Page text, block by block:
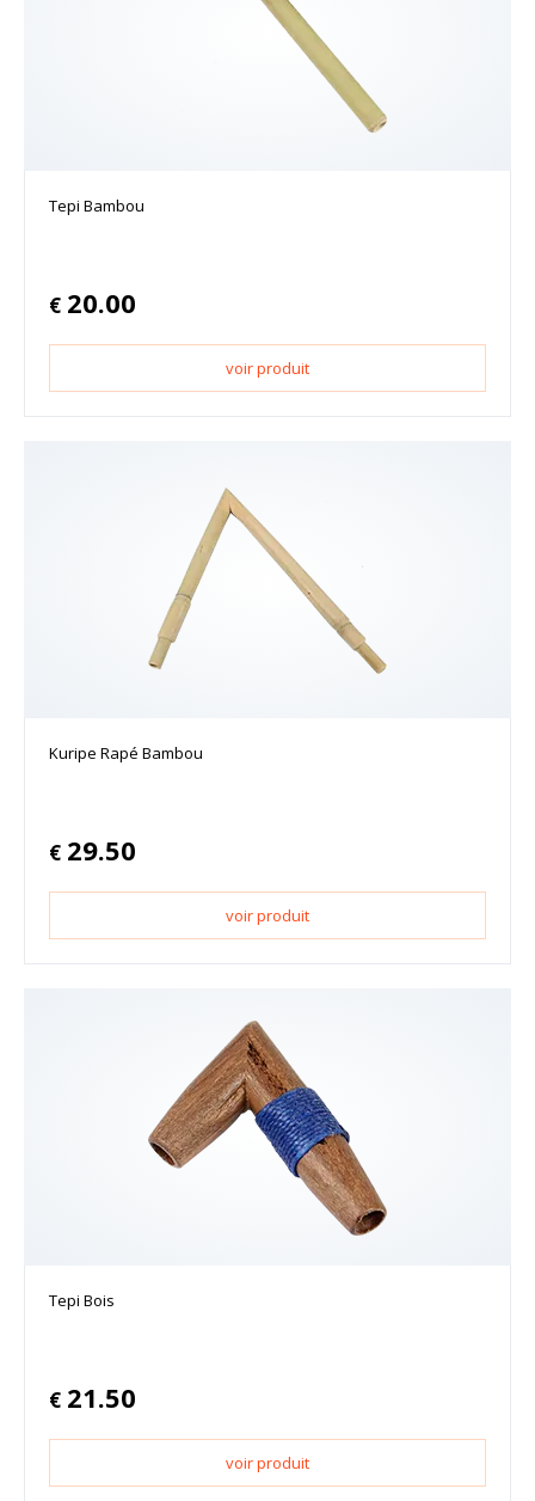
Tepi Bambou
€ 20.00
voir produit
Kuripe Rapé Bambou
€ 29.50
voir produit
Tepi Bois
€ 21.50
voir produit